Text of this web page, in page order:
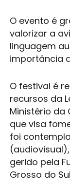
O evento é
valorizar a
linguagem
importância
O festival é
recursos da
Ministério da
que visa
foi
gerido pela
Grosso do